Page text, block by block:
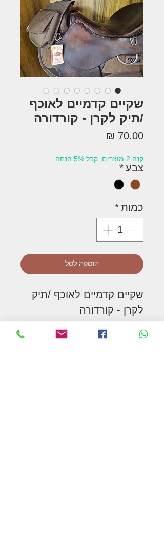
שקיים קדמיים לאוכף
/תיק לקרן - קורדורה
קנה 2 מוצרים, קבל 5% הנחה
צבע*
כמות*
הוספה לסל
שקיים קדמיים לאוכף /תיק
לקרן - קורדורה